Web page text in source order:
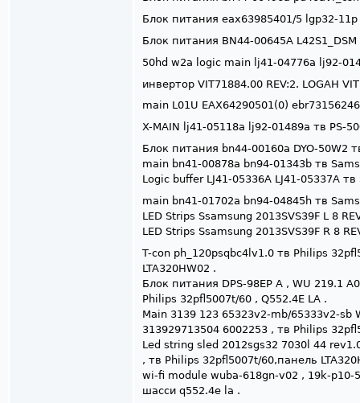
Блок питания eax63985401/5 lgp32-
Блок питания BN44-00645A
50hd w2a logic main lj41-04776a lj92-
инвертор VIT71884.00 REV:2. LOGAH
main L01U EAX64290501(0)
X-MAIN lj41-05118a lj92-01489a тв PS-
Блок питания bn44-00160a DYO-50W2
main bn41-00878a bn94-01343b тв
Logic buffer LJ41-05336A LJ41-05337A тв
main bn41-01702a bn94-04845h тв
LED Strips Ssamsung 2013SVS39F L 8
LED Strips Ssamsung 2013SVS39F R 8
T-con ph_120psqbc4lv1.0 тв Philips
LTA320HW02 .
Блок питания DPS-98EP A , WU 219.1
Philips 32pfl5007t/60 , Q552.4E LA .
Main 3139 123 65323v2-mb/65333v2-sb
313929713504 6002253 , тв Philips
Led string sled 2012sgs32 7030l 44
, тв Philips 32pfl5007t/60,панель
wi-fi module wuba-618gn-v02 , 19k-
шасси q552.4e la .